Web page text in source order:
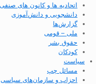
اتحادیه ها و کانون های صنفی
دانشجویی و دانش‌آموزی
گزارش‌ها
ملی – قومی
حقوق بشر
کودکان
سیاست
مسائل چپ
احزاب و سازمان‌های سیاسی